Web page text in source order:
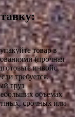
товар в
(прочная
инвойс,
требуется.
груз
объемах
срочных или